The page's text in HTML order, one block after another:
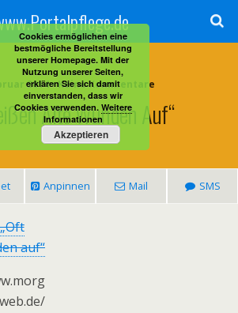
2014 • Keine Kommentare
Alte Wunden Auf“
Anpinnen Mail SMS
„Oft
auf“
Cookies ermöglichen eine
bestmögliche Bereitstellung
unserer Homepage. Mit der
Nutzung unserer Seiten,
erklären Sie sich damit
einverstanden, dass wir
Cookies verwenden. Weitere
Informationen
Akzeptieren